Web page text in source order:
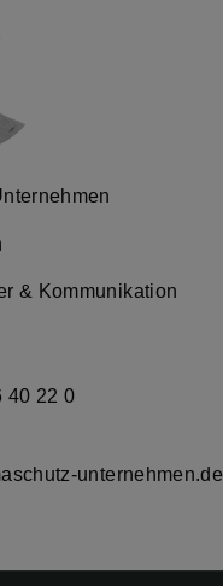
& Kommunikation
40 22 0
unternehmen.de